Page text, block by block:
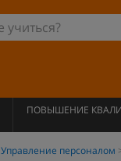
ПОВЫШЕНИЕ
Управление персоналом